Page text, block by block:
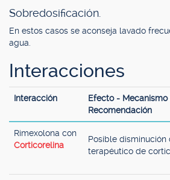
Sobredosificación.
En estos casos se aconseja lavado
agua.
Interacciones
Interacción
Efecto -
Recomendación
Rimexolona con
Corticorelina
Posible
terapéutico de